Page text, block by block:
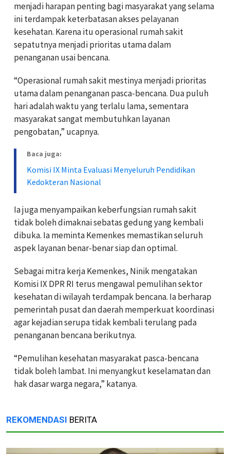
menjadi harapan penting bagi masyarakat yang selama
ini terdampak keterbatasan akses pelayanan
kesehatan. Karena itu operasional rumah sakit
sepatutnya menjadi prioritas utama dalam
penanganan usai bencana.
“Operasional rumah sakit mestinya menjadi prioritas
utama dalam penanganan pasca-bencana. Dua puluh
hari adalah waktu yang terlalu lama, sementara
masyarakat sangat membutuhkan layanan
pengobatan,” ucapnya.
Baca juga:
Komisi IX Minta Evaluasi Menyeluruh Pendidikan
Kedokteran Nasional
Ia juga menyampaikan keberfungsian rumah sakit
tidak boleh dimaknai sebatas gedung yang kembali
dibuka. Ia meminta Kemenkes memastikan seluruh
aspek layanan benar-benar siap dan optimal.
Sebagai mitra kerja Kemenkes, Ninik mengatakan
Komisi IX DPR RI terus mengawal pemulihan sektor
kesehatan di wilayah terdampak bencana. Ia berharap
pemerintah pusat dan daerah memperkuat koordinasi
agar kejadian serupa tidak kembali terulang pada
penanganan bencana berikutnya.
“Pemulihan kesehatan masyarakat pasca-bencana
tidak boleh lambat. Ini menyangkut keselamatan dan
hak dasar warga negara,” katanya.
REKOMENDASI BERITA